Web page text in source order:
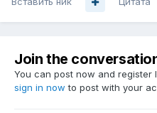
Join the
You can post now and register
sign in now to post with your